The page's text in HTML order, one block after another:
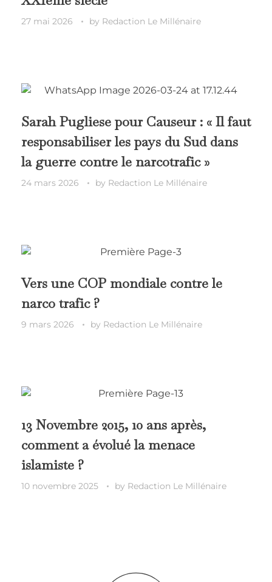
27 mai 2026 by Redaction Le Millénaire
Sarah Pugliese pour Causeur : « Il faut
responsabiliser les pays du Sud dans
la guerre contre le narcotrafic »
24 mars 2026 by Redaction Le Millénaire
Vers une COP mondiale contre le
narco trafic ?
9 mars 2026 by Redaction Le Millénaire
13 Novembre 2015, 10 ans après,
comment a évolué la menace
islamiste ?
10 novembre 2025 by Redaction Le Millénaire